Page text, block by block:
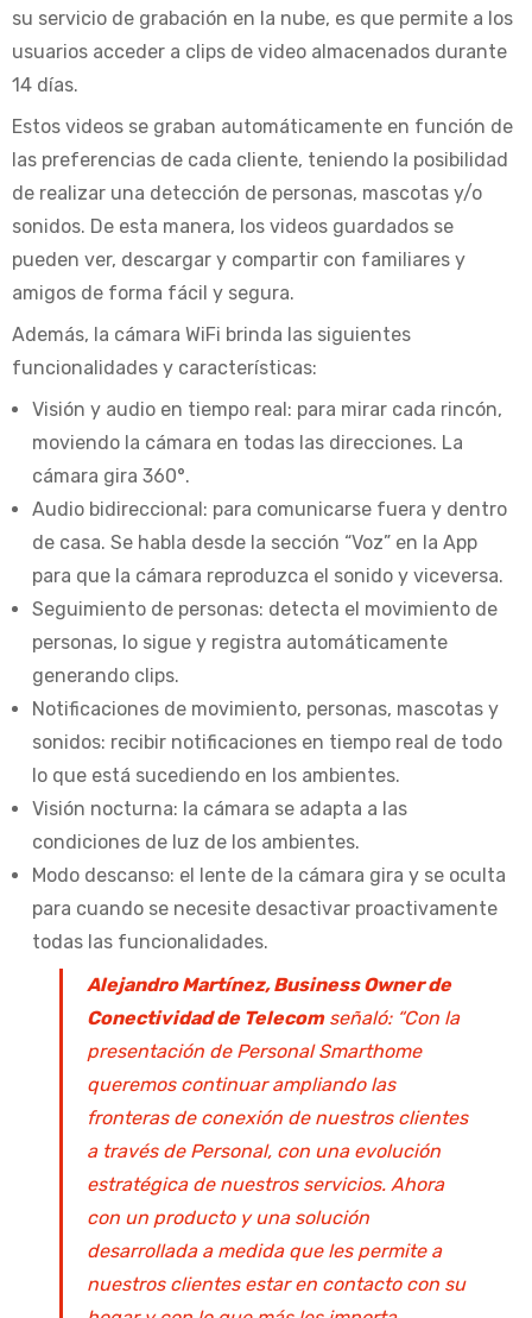
su servicio de grabación en la nube, es que permite a los
usuarios acceder a clips de video almacenados durante
14 días.
Estos videos se graban automáticamente en función de
las preferencias de cada cliente, teniendo la posibilidad
de realizar una detección de personas, mascotas y/o
sonidos. De esta manera, los videos guardados se
pueden ver, descargar y compartir con familiares y
amigos de forma fácil y segura.
Además, la cámara WiFi brinda las siguientes
funcionalidades y características:
Visión y audio en tiempo real: para mirar cada rincón,
moviendo la cámara en todas las direcciones. La
cámara gira 360°.
Audio bidireccional: para comunicarse fuera y dentro
de casa. Se habla desde la sección “Voz” en la App
para que la cámara reproduzca el sonido y viceversa.
Seguimiento de personas: detecta el movimiento de
personas, lo sigue y registra automáticamente
generando clips.
Notificaciones de movimiento, personas, mascotas y
sonidos: recibir notificaciones en tiempo real de todo
lo que está sucediendo en los ambientes.
Visión nocturna: la cámara se adapta a las
condiciones de luz de los ambientes.
Modo descanso: el lente de la cámara gira y se oculta
para cuando se necesite desactivar proactivamente
todas las funcionalidades.
Alejandro Martínez, Business Owner de
Conectividad de Telecomseñaló: “Con la
presentación de Personal Smarthome
queremos continuar ampliando las
fronteras de conexión de nuestros clientes
a través de Personal, con una evolución
estratégica de nuestros servicios. Ahora
con un producto y una solución
desarrollada a medida que les permite a
nuestros clientes estar en contacto con su